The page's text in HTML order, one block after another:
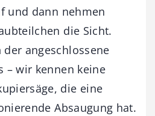
und dann nehmen
die Sicht.
angeschlossene
– wir kennen keine
die eine
Absaugung hat.